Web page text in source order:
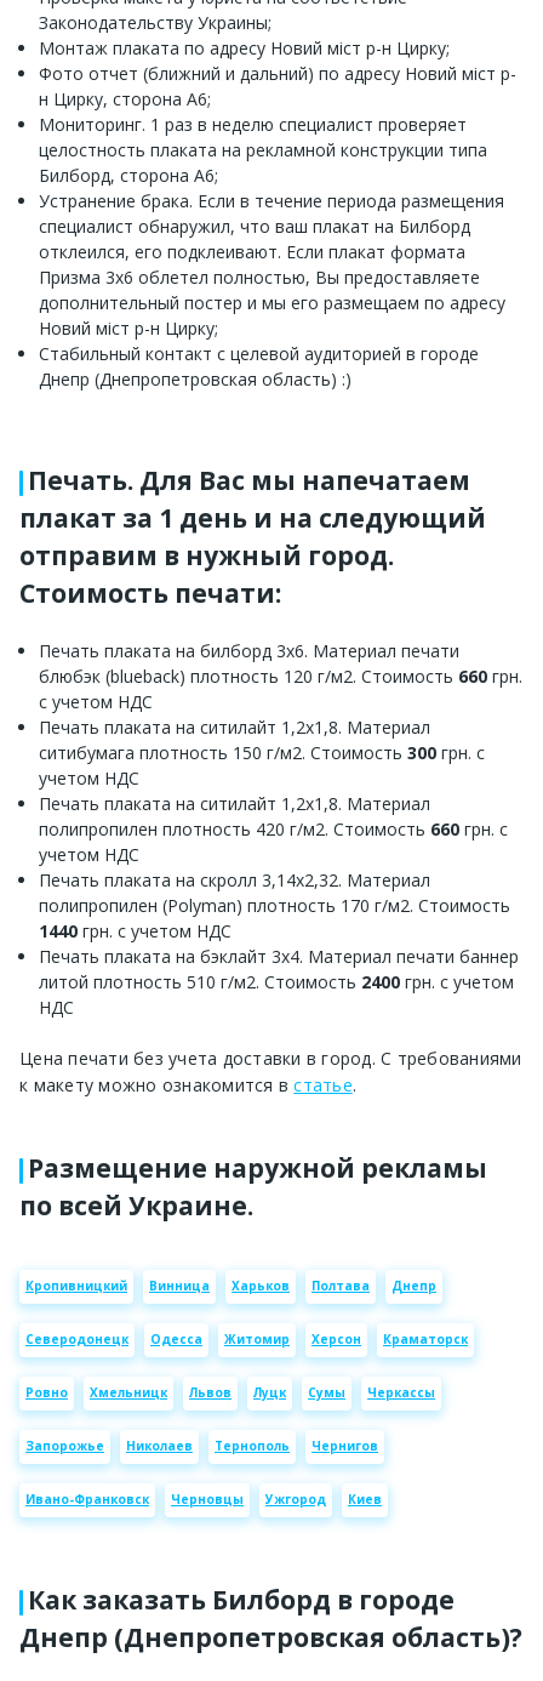
Законодательству Украины;
Монтаж плаката по адресу Новий міст р-н Цирку;
Фото отчет (ближний и дальний) по адресу Новий міст р-
н Цирку, сторона А6;
Мониторинг. 1 раз в неделю специалист проверяет
целостность плаката на рекламной конструкции типа
Билборд, сторона А6;
Устранение брака. Если в течение периода размещения
специалист обнаружил, что ваш плакат на Билборд
отклеился, его подклеивают. Если плакат формата
Призма 3х6 облетел полностью, Вы предоставляете
дополнительный постер и мы его размещаем по адресу
Новий міст р-н Цирку;
Стабильный контакт с целевой аудиторией в городе
Днепр (Днепропетровская область) :)
Печать. Для Вас мы напечатаем
плакат за 1 день и на следующий
отправим в нужный город.
Стоимость печати:
Печать плаката на билборд 3х6. Материал печати
блюбэк (blueback) плотность 120 г/м2. Стоимость 660 грн.
с учетом НДС
Печать плаката на ситилайт 1,2х1,8. Материал
ситибумага плотность 150 г/м2. Стоимость 300 грн. с
учетом НДС
Печать плаката на ситилайт 1,2х1,8. Материал
полипропилен плотность 420 г/м2. Стоимость 660 грн. с
учетом НДС
Печать плаката на скролл 3,14х2,32. Материал
полипропилен (Polyman) плотность 170 г/м2. Стоимость
1440 грн. с учетом НДС
Печать плаката на бэклайт 3х4. Материал печати баннер
литой плотность 510 г/м2. Стоимость 2400 грн. с учетом
НДС
Цена печати без учета доставки в город. С требованиями
к макету можно ознакомится встатье.
Размещение наружной рекламы
по всей Украине.
Кропивницкий Винница Харьков Полтава Днепр
Северодонецк Одесса Житомир Херсон Краматорск
Ровно Хмельницк Львов Луцк Сумы Черкассы
Запорожье Николаев Тернополь Чернигов
Ивано-Франковск Черновцы Ужгород Киев
Как заказать Билборд в городе
Днепр (Днепропетровская область)?